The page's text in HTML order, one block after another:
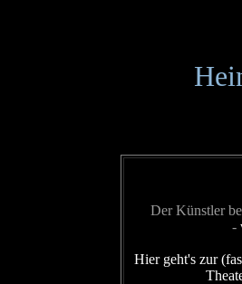
Der Künstler
-
Hier geht's zur